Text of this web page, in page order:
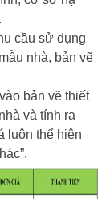
cầu sử dụng
nhà, bản vẽ
bản vẽ thiết
và tính ra
luôn thể hiện